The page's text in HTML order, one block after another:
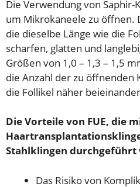
Die Verwendung von Saphir-
um Mikrokaneele zu öffnen.
die dieselbe Länge wie die
scharfen, glatten und
Größen von 1,0 – 1,3 – 1,5
die Anzahl der zu öffnenden
die Follikel näher
Die Vorteile von FUE, die
Stahlklingen durchgeführt
Das Risiko von